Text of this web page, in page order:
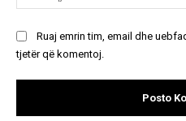
Ruaj emrin tim, email dhe
tjetër që komentoj.